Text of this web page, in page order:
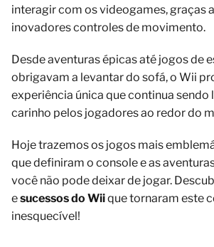
interagir com os videogames, graças
inovadores controles de movimento.
Desde aventuras épicas até jogos de
obrigavam a levantar do sofá, o Wii
experiência única que continua sendo
carinho pelos jogadores ao redor do
Hoje trazemos os jogos mais
que definiram o console e as
você não pode deixar de jogar.
esucessos do Wiique tornaram este
inesquecível!